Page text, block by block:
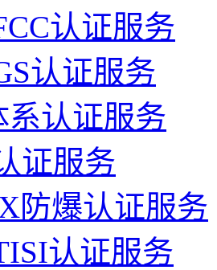
认证服务
认证服务
系认证服务
证服务
防爆认证服务
认证服务